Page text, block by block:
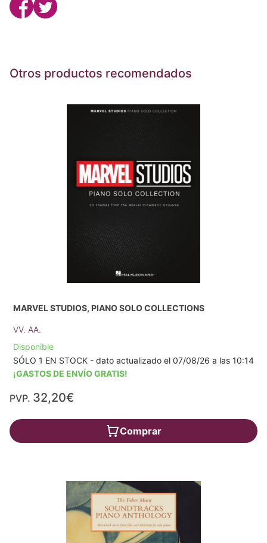
Otros productos recomendados
MARVEL STUDIOS, PIANO SOLO COLLECTIONS
VV. AA.
Disponible
SÓLO 1 EN STOCK - dato actualizado el 07/08/26 a las 10:14
¡GASTOS DE ENVÍO GRATIS!
PVP. 32,20€
Comprar